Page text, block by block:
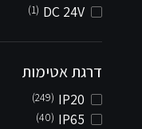
DC 24V
(1)
דרגת אטימות
IP20
(249)
IP65
(40)